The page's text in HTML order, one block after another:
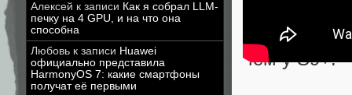
Алексей к записи Как я собрал LLM-
печку на 4 GPU, и на что она
способна
Любовь к записи Huawei
официально представила
HarmonyOS 7: какие смартфоны
получат её первыми
вывод,
чем у S9+.